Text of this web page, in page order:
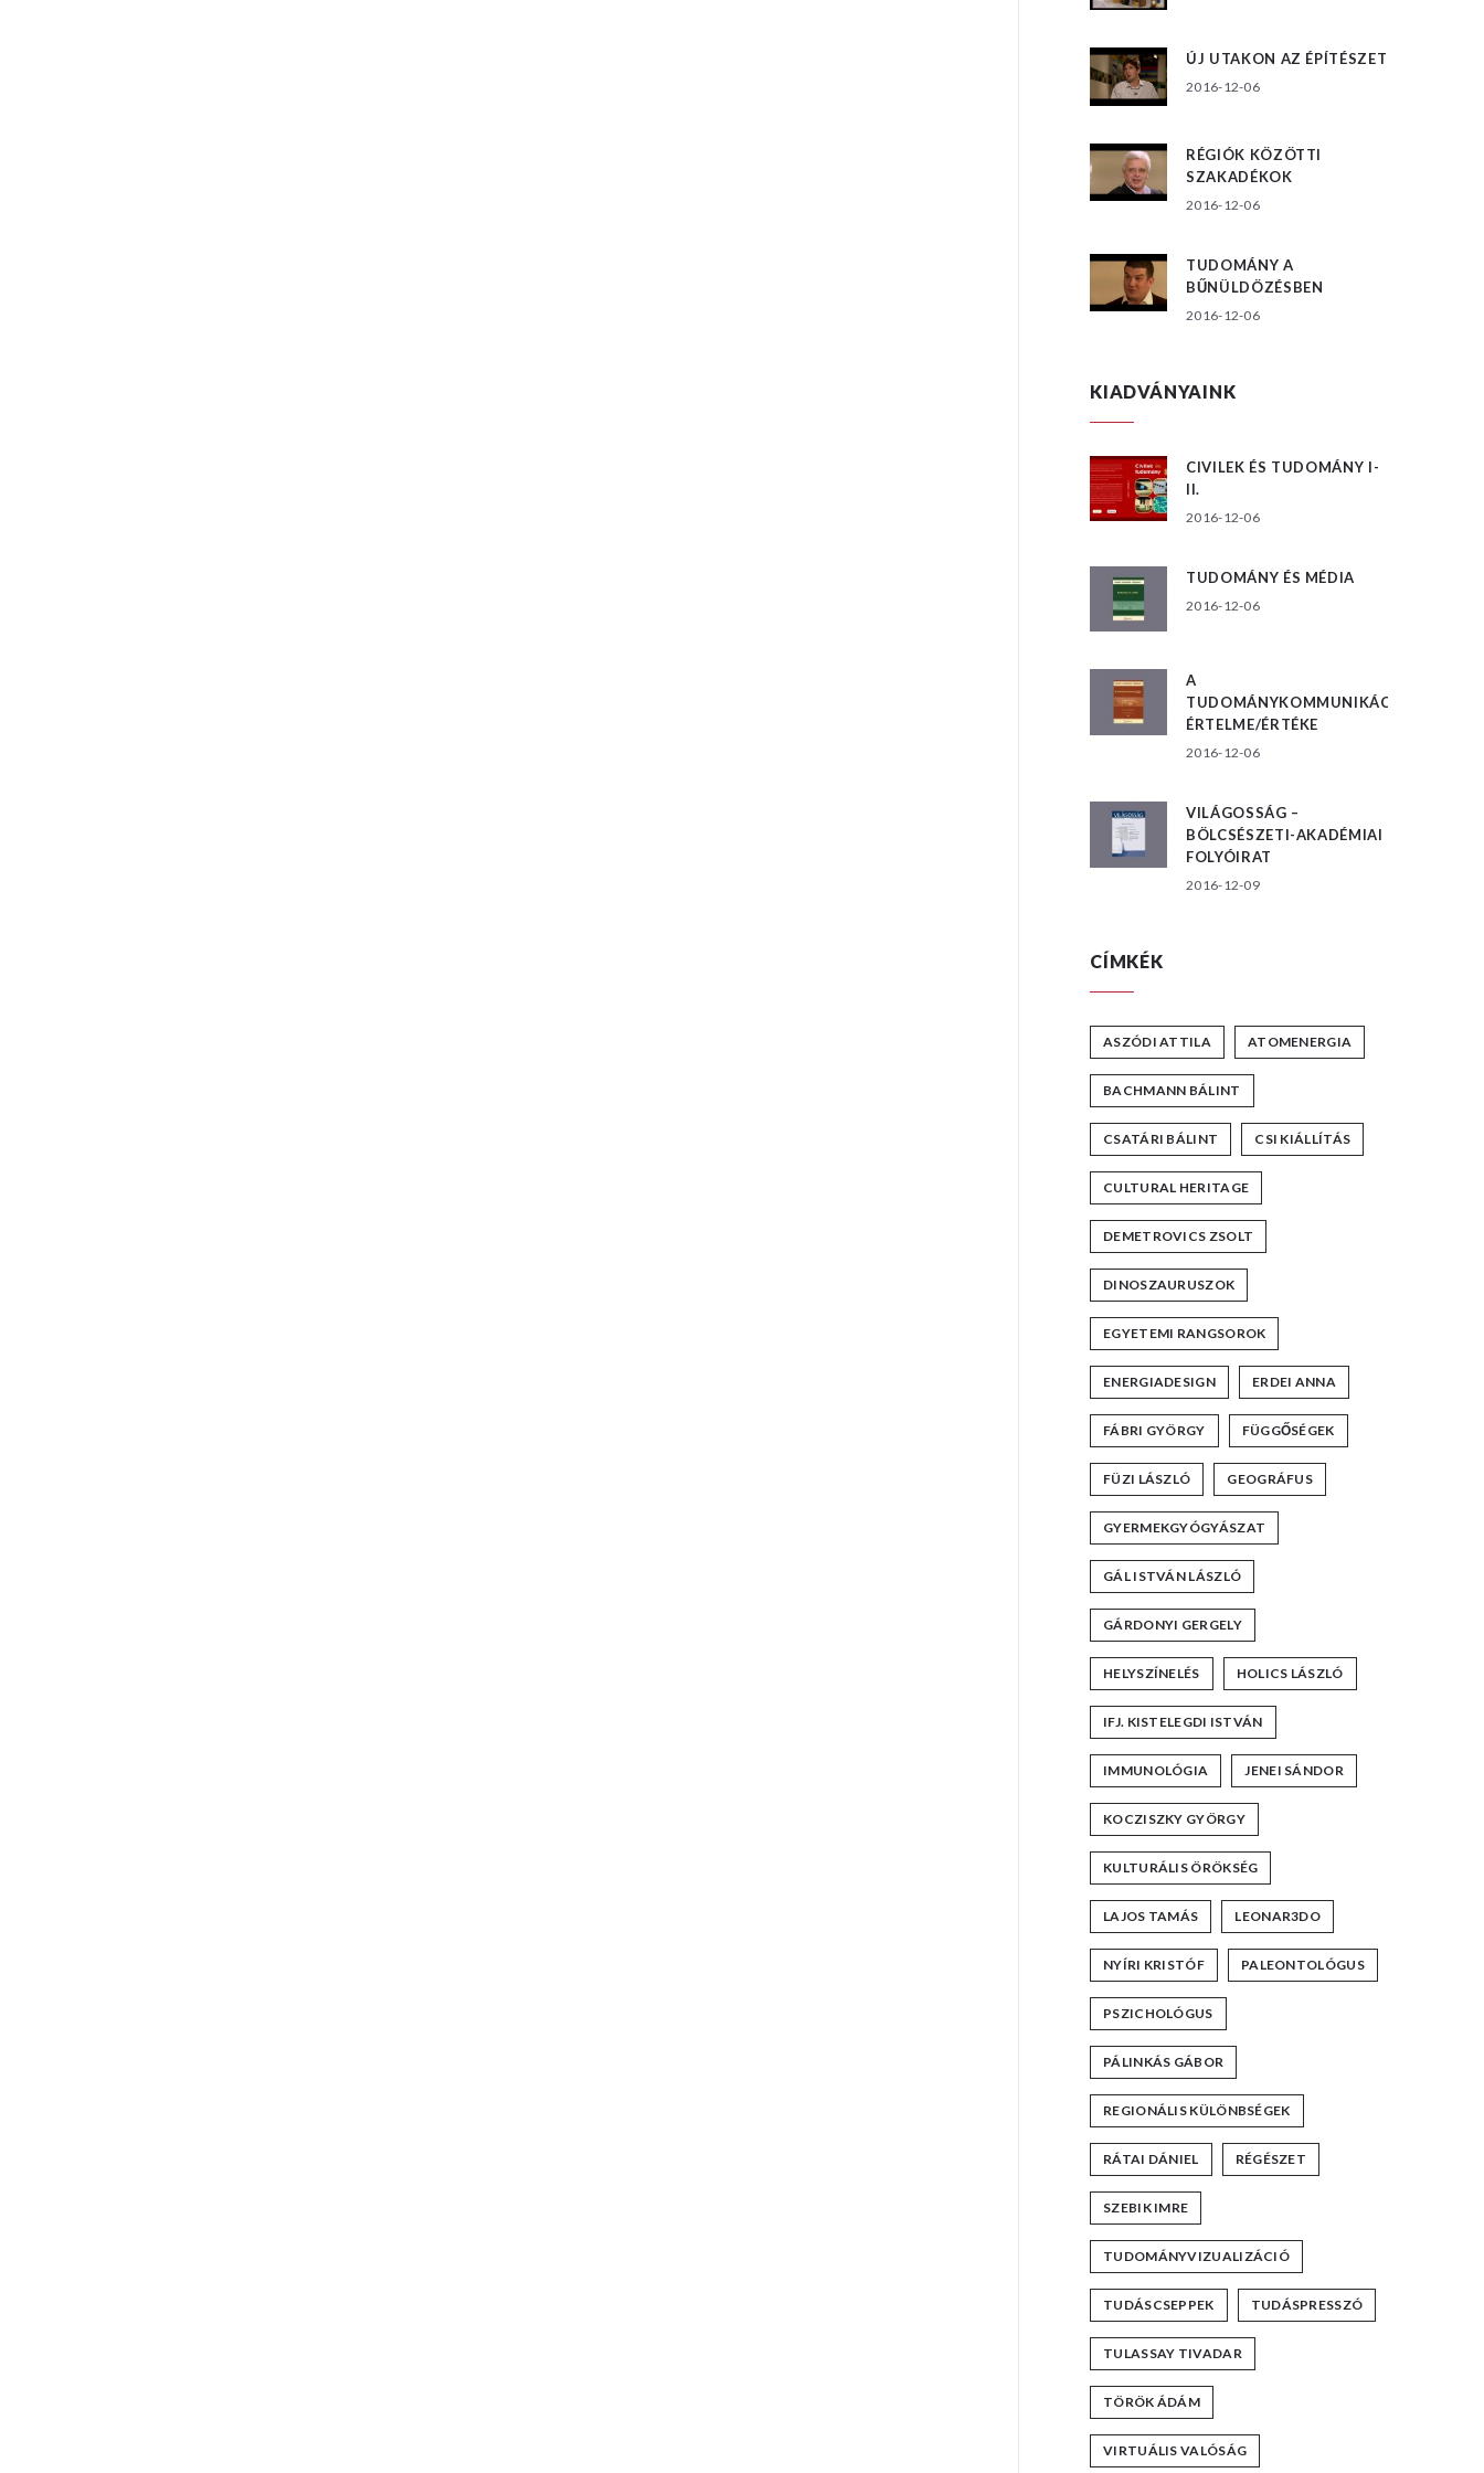
ÚJ UTAKON AZ ÉPÍTÉSZET
2016-12-06
RÉGIÓK KÖZÖTTI
SZAKADÉKOK
2016-12-06
TUDOMÁNY A
BŰNÜLDÖZÉSBEN
2016-12-06
KIADVÁNYAINK
CIVILEK ÉS TUDOMÁNY I-
II.
2016-12-06
TUDOMÁNY ÉS MÉDIA
2016-12-06
A
TUDOMÁNYKOMMUNIKÁCIÓ
ÉRTELME/ÉRTÉKE
2016-12-06
VILÁGOSSÁG –
BÖLCSÉSZETI-AKADÉMIAI
FOLYÓIRAT
2016-12-09
CÍMKÉK
ASZÓDI ATTILA ATOMENERGIA
BACHMANN BÁLINT
CSATÁRI BÁLINT CSI KIÁLLÍTÁS
CULTURAL HERITAGE
DEMETROVICS ZSOLT
DINOSZAURUSZOK
EGYETEMI RANGSOROK
ENERGIADESIGN ERDEI ANNA
FÁBRI GYÖRGY FÜGGŐSÉGEK
FÜZI LÁSZLÓ GEOGRÁFUS
GYERMEKGYÓGYÁSZAT
GÁL ISTVÁN LÁSZLÓ
GÁRDONYI GERGELY
HELYSZÍNELÉS HOLICS LÁSZLÓ
IFJ. KISTELEGDI ISTVÁN
IMMUNOLÓGIA JENEI SÁNDOR
KOCZISZKY GYÖRGY
KULTURÁLIS ÖRÖKSÉG
LAJOS TAMÁS LEONAR3DO
NYÍRI KRISTÓF PALEONTOLÓGUS
PSZICHOLÓGUS
PÁLINKÁS GÁBOR
REGIONÁLIS KÜLÖNBSÉGEK
RÁTAI DÁNIEL RÉGÉSZET
SZEBIK IMRE
TUDOMÁNYVIZUALIZÁCIÓ
TUDÁSCSEPPEK TUDÁSPRESSZÓ
TULASSAY TIVADAR
TÖRÖK ÁDÁM
VIRTUÁLIS VALÓSÁG